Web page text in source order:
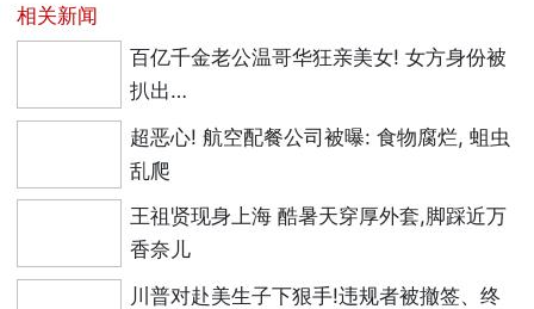
相关新闻
百亿千金老公温哥华狂亲美女! 女方身份被
扒出…
超恶心! 航空配餐公司被曝: 食物腐烂, 蛆虫
乱爬
王祖贤现身上海 酷暑天穿厚外套,脚踩近万
香奈儿
川普对赴美生子下狠手!违规者被撤签、终